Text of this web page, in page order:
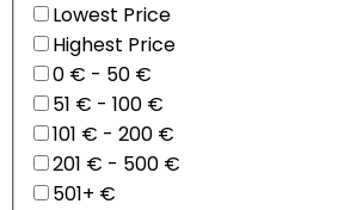
Lowest Price
Highest Price
0 € - 50 €
51 € - 100 €
101 € - 200 €
201 € - 500 €
501+ €